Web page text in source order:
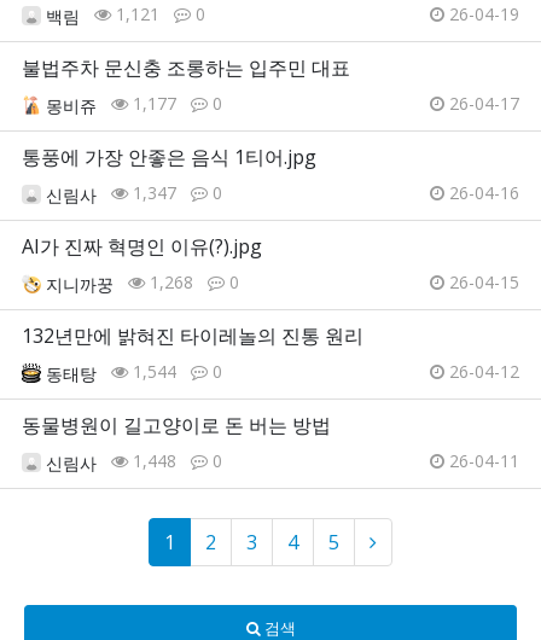
백림 1,121 0 26-04-19
불법주차 문신충 조롱하는 입주민 대표
몽비쥬 1,177 0 26-04-17
통풍에 가장 안좋은 음식 1티어.jpg
신림사 1,347 0 26-04-16
AI가 진짜 혁명인 이유(?).jpg
지니까꿍 1,268 0 26-04-15
132년만에 밝혀진 타이레놀의 진통 원리
동태탕 1,544 0 26-04-12
동물병원이 길고양이로 돈 버는 방법
신림사 1,448 0 26-04-11
1 2 3 4 5
검색